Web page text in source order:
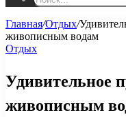
Главная/Отдых/
живописным водам
Отдых
Удивительное
живописным